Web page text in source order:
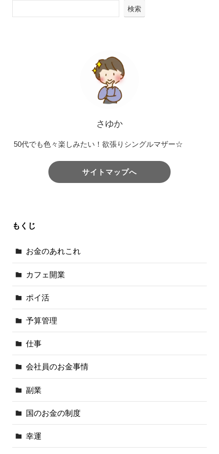
検索
さゆか
50代でも色々楽しみたい！欲張りシングルマザー☆
サイトマップへ
もくじ
お金のあれこれ
カフェ開業
ポイ活
予算管理
仕事
会社員のお金事情
副業
国のお金の制度
幸運